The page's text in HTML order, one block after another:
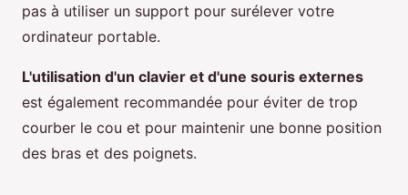
pas à utiliser un support pour surélever votre
ordinateur portable.
L'utilisation d'un clavier et d'une souris externes
est également recommandée pour éviter de trop
courber le cou et pour maintenir une bonne position
des bras et des poignets.